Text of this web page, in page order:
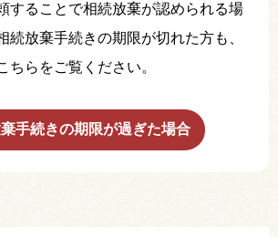
することで相続放棄が認められる場
続放棄手続きの期限が切れた方も、
ちらをご覧ください。
手続きの期限が過ぎた場合